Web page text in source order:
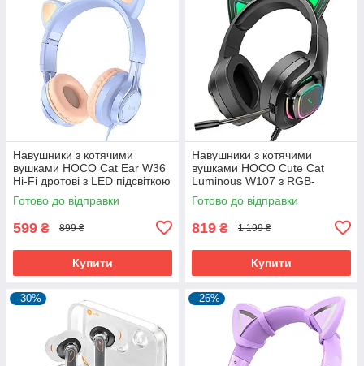
Навушники з котячими
вушками HOCO Cat Ear W36
Hi-Fi дротові з LED підсвіткою
і мікрофоном ігрові
геймерські
Готово до відправки
599 ₴ 899 ₴
Купити
Навушники з котячими
вушками HOCO Cute Cat
Luminous W107 з RGB-
підсвіткою й мікрофоном
ігрові геймерські Phantom
Готово до відправки
819 ₴ 1 199 ₴
Купити
–30% –26%